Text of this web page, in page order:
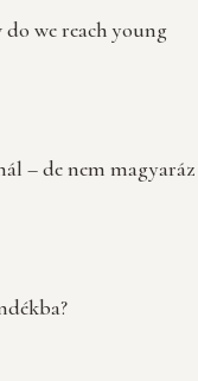
we reach young
– de nem magyaráz